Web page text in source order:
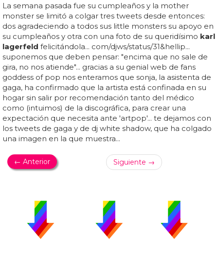
La semana pasada fue su cumpleaños y la mother
monster se limitó a colgar tres tweets desde entonces:
dos agradeciendo a todos sus little monsters su apoyo en
su cumpleaños y otra con una foto de su queridísimo karl
lagerfeld felicitándola... com/djws/status/31&hellip...
suponemos que deben pensar: "encima que no sale de
gira, no nos atiende"... gracias a su genial web de fans
goddess of pop nos enteramos que sonja, la asistenta de
gaga, ha confirmado que la artista está confinada en su
hogar sin salir por recomendación tanto del médico
como (intuimos) de la discográfica, para crear una
expectación que necesita ante 'artpop'... te dejamos con
los tweets de gaga y de dj white shadow, que ha colgado
una imagen en la que muestra...
← Anterior Siguiente →